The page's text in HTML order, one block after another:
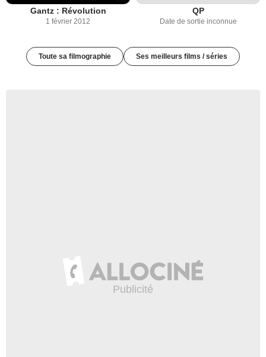
Gantz : Révolution
1 février 2012
QP
Date de sortie inconnue
Toute sa filmographie Ses meilleurs films / séries